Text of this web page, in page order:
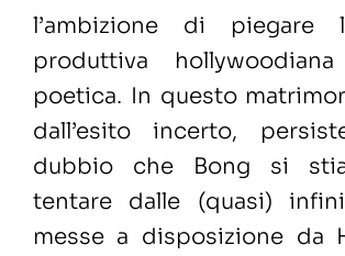
l’ambizione di piegare
produttiva
poetica. In questo
dall’esito incerto,
dubbio che Bong si
tentare dalle (quasi)
messe a disposizione da